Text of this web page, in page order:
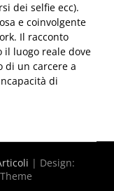
dei selfie ecc).
e coinvolgente
Il racconto
il luogo reale dove
di un carcere a
di
| Design: